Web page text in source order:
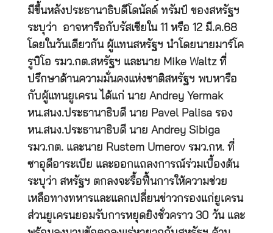
มีขึ้นหลังประธานาธิบดีโดนัลด์ ทรัมป์ ของสหรัฐฯ
ระบุว่า อาจหารือกับรัสเซียใน 11 หรือ 12 มี.ค.68
โดยในวันเดียวกัน ผู้แทนสหรัฐฯ นำโดยนายมาร์โค
รูบิโอ รมว.กต.สหรัฐฯ และนาย Mike Waltz ที่
ปรึกษาด้านความมั่นคงแห่งชาติสหรัฐฯ พบหารือ
กับผู้แทนยูเครน ได้แก่ นาย Andrey Yermak
หน.สนง.ประธานาธิบดี นาย Pavel Palisa รอง
หน.สนง.ประธานาธิบดี นาย Andrey Sibiga
รมว.กต. และนาย Rustem Umerov รมว.กห. ที่
ซาอุดีอาระเบีย และออกแถลงการณ์ร่วมเบื้องต้น
ระบุว่า สหรัฐฯ ตกลงจะรื้อฟื้นการให้ความช่วย
เหลือทางทหารและแลกเปลี่ยนข่าวกรองแก่ยูเครน
ส่วนยูเครนยอมรับการหยุดยิงชั่วคราว 30 วัน และ